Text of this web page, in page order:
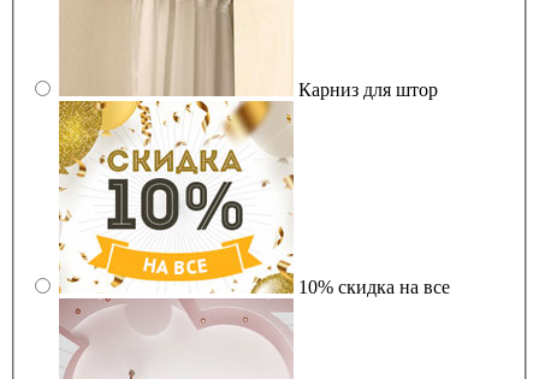
Карниз для штор
10% скидка на все